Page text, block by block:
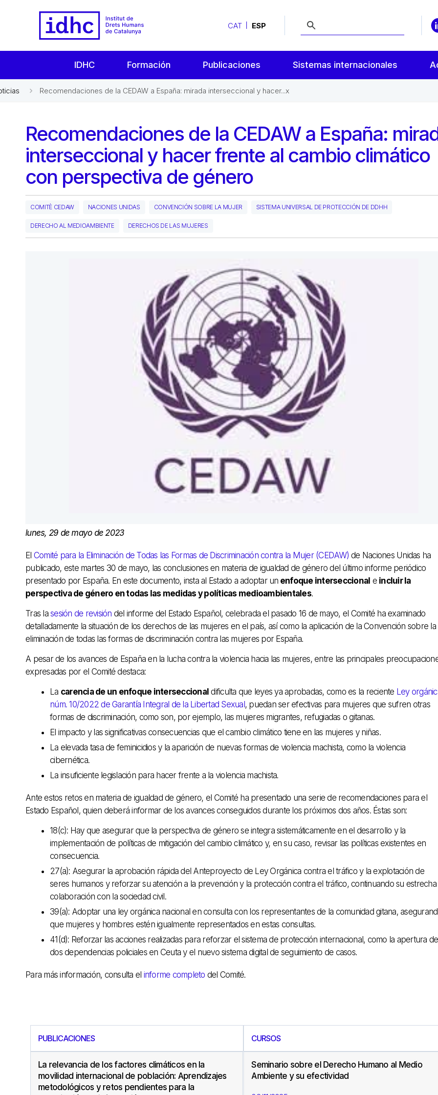
CAT ESP
IDHC Formación Publicaciones Sistemas internacionales
Recomendaciones de la CEDAW a España: mirada interseccional y hacer...x
Recomendaciones de la CEDAW a España:
interseccional y hacer frente al cambio climático
con perspectiva de género
COMITÈ CEDAW NACIONES UNIDAS CONVENCIÓN SOBRE LA MUJER SISTEMA UNIVERSAL DE PROTECCIÓN DE DDHH
DERECHO AL MEDIOAMBIENTE DERECHOS DE LAS MUJERES
lunes, 29 de mayo de 2023
El Comité para la Eliminación de Todas las Formas de Discriminación contra la Mujer (CEDAW) de Naciones Unidas ha
publicado, este martes 30 de mayo, las conclusiones en materia de igualdad de género del último informe periódico
presentado por España. En este documento, insta al Estado a adoptar un enfoque interseccional e incluir la
perspectiva de género en todas las medidas y políticas medioambientales.
Tras la sesión de revisión del informe del Estado Español, celebrada el pasado 16 de mayo, el Comité ha examinado
detalladamente la situación de los derechos de las mujeres en el país, así como la aplicación de la Convención sobre la
eliminación de todas las formas de discriminación contra las mujeres por España.
A pesar de los avances de España en la lucha contra la violencia hacia las mujeres, entre las principales
expresadas por el Comité destaca:
La carencia de un enfoque interseccional dificulta que leyes ya aprobadas, como es la reciente Ley
núm. 10/2022 de Garantía Integral de la Libertad Sexual , puedan ser efectivas para mujeres que sufren otras
formas de discriminación, como son, por ejemplo, las mujeres migrantes, refugiadas o gitanas.
El impacto y las significativas consecuencias que el cambio climático tiene en las mujeres y niñas.
La elevada tasa de feminicidios y la aparición de nuevas formas de violencia machista, como la violencia
cibernética.
La insuficiente legislación para hacer frente a la violencia machista.
Ante estos retos en materia de igualdad de género, el Comité ha presentado una serie de recomendaciones para el
Estado Español, quien deberá informar de los avances conseguidos durante los próximos dos años. Éstas son:
18(c): Hay que asegurar que la perspectiva de género se integra sistemáticamente en el desarrollo y la
implementación de políticas de mitigación del cambio climático y, en su caso, revisar las políticas existentes en
consecuencia.
27(a): Asegurar la aprobación rápida del Anteproyecto de Ley Orgánica contra el tráfico y la explotación de
seres humanos y reforzar su atención a la prevención y la protección contra el tráfico, continuando su estrecha
colaboración con la sociedad civil.
39(a): Adoptar una ley orgánica nacional en consulta con los representantes de la comunidad gitana,
que mujeres y hombres estén igualmente representados en estas consultas.
41(d): Reforzar las acciones realizadas para reforzar el sistema de protección internacional, como la apertura de
dos dependencias policiales en Ceuta y el nuevo sistema digital de seguimiento de casos.
Para más información, consulta el informe completo del Comité.
PUBLICACIONES
La relevancia de los factores climáticos en la
movilidad internacional de población: Aprendizajes
metodológicos y retos pendientes para la
CURSOS
Seminario sobre el Derecho Humano al Medio
Ambiente y su efectividad